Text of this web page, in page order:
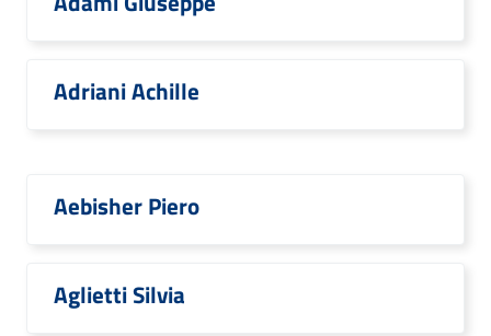
Adriani Achille
Aebisher Piero
Aglietti Silvia